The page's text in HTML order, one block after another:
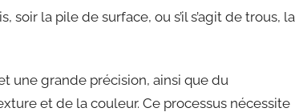
la pile de surface, ou s’il s’agit de trous, la
une grande précision, ainsi que du
et de la couleur. Ce processus nécessite